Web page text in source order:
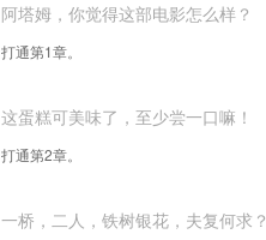
阿塔姆，你觉得这部电影怎么样？
打通第1章。
这蛋糕可美味了，至少尝一口嘛！
打通第2章。
一桥，二人，铁树银花，夫复何求？